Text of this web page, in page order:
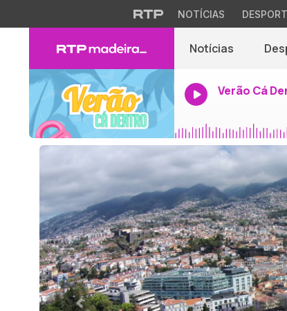
NOTÍCIAS
Notícias
Verão Cá